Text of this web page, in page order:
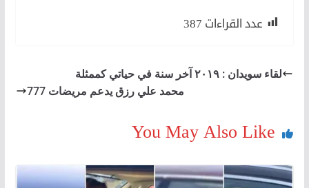
عدد القراءات 387
لقاء سويدان : ٢٠١٩ آخر سنة في حياتي كممثلة
محمد علي رزق يدعم مريضات 777
You May Also Like